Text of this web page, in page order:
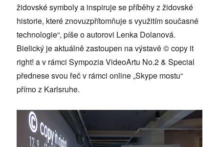
židovské symboly a inspiruje se příběhy z židovské
historie, které znovuzpřítomňuje s využitím současné
technologie“, píše o autorovi Lenka Dolanová.
Bielický je aktuálně zastoupen na výstavě © copy it
right! a v rámci Sympozia VideoArtu No.2 & Special
přednese svou řeč v rámci online „Skype mostu“
přímo z Karlsruhe.